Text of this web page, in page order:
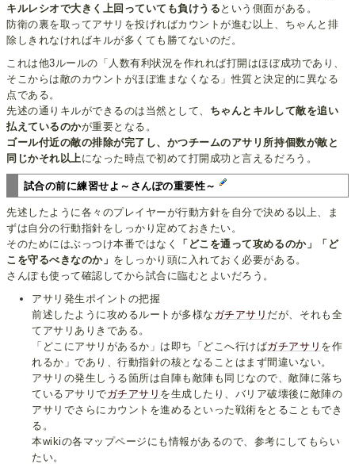
キルレシオで大きく上回っていても負けうる という側面がある。
防衛の裏を取ってアサリを投げればカウントが進む以上、ちゃんと排
除しきれなければキルが多くても勝てないのだ。
これは他3ルールの「人数有利状況を作れれば打開はほぼ成功であり、
そこからは敵のカウントがほぼ進まなくなる」性質と決定的に異なる
点である。
先述の通りキルができるのは当然として、 ちゃんとキルして敵を追い
払えているのかが重要となる。
ゴール付近の敵の排除が完了し、かつチームのアサリ所持個数が敵と
同じかそれ以上になった時点で初めて打開成功と言えるだろう。
試合の前に練習せよ～さんぽの重要性～
先述したように各々のプレイヤーが行動方針を自分で決める以上、ま
ずは自分の行動指針をしっかり定めておきたい。
そのためにはぶっつけ本番ではなく
「どこを通って攻めるのか」「ど
こを守るべきなのか」 をしっかり頭に入れておく必要がある。
さんぽも使って確認してから試合に臨むとよいだろう。
アサリ発生ポイントの把握
前述したように攻めるルートが多様な ガチアサリ だが、それも全
てアサリありきである。
「どこにアサリがあるか」は即ち「どこへ行けばガチアサリ を作
れるか」であり、行動指針の核となることはまず間違いない。
アサリの発生しうる箇所は自陣も敵陣も同じなので、敵陣に落ち
ているアサリでガチアサリ を生成したり、バリア破壊後に敵陣の
アサリでさらにカウントを進めるといった戦術をとることもでき
る。
本wikiの各マップページにも情報があるので、参考にしてもらい
たい。